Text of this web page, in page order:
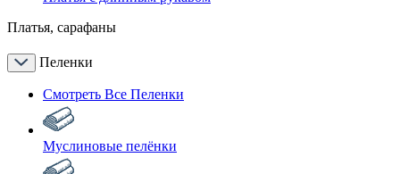
Платья, сарафаны
Пеленки
Смотреть Все Пеленки
Муслиновые пелёнки